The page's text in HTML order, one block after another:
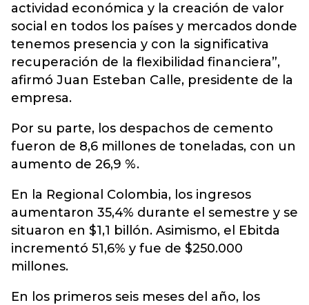
actividad económica y la creación de valor
social en todos los países y mercados donde
tenemos presencia y con la significativa
recuperación de la flexibilidad financiera”,
afirmó Juan Esteban Calle, presidente de la
empresa.
Por su parte, los despachos de cemento
fueron de 8,6 millones de toneladas, con un
aumento de 26,9 %.
En la Regional Colombia, los ingresos
aumentaron 35,4% durante el semestre y se
situaron en $1,1 billón. Asimismo, el Ebitda
incrementó 51,6% y fue de $250.000
millones.
En los primeros seis meses del año, los